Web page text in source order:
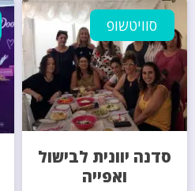
סוויטשופ
סדנה יוונית לבישול
ואפייה